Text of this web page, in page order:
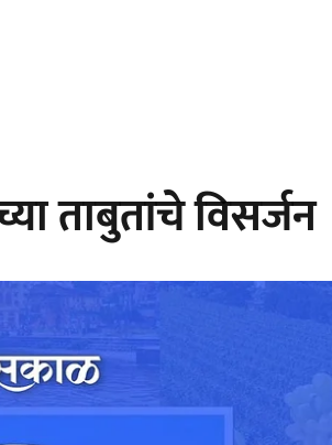
ताबुतांचे विसर्जन